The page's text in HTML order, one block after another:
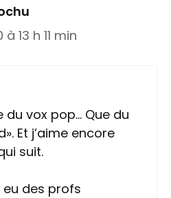
13 h 11 min
du vox pop… Que du
Et j’aime encore
suit.
eu des profs